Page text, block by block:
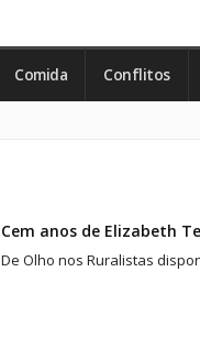
Comida Conflitos
Cem anos de Elizabeth
De Olho nos Ruralistas